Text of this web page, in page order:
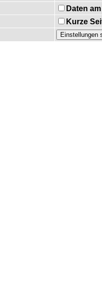
Daten
Kurze